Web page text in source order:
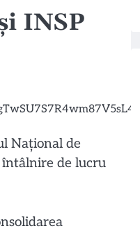
INSP
Național de
întâlnire de lucru